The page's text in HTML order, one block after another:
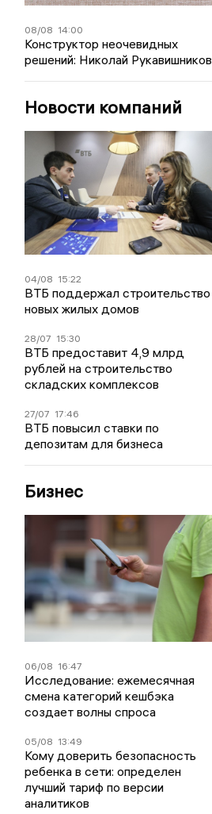
08/08 14:00
Конструктор неочевидных
решений: Николай Рукавишников
Новости компаний
04/08 15:22
ВТБ поддержал строительство
новых жилых домов
28/07 15:30
ВТБ предоставит 4,9 млрд
рублей на строительство
складских комплексов
27/07 17:46
ВТБ повысил ставки по
депозитам для бизнеса
Бизнес
06/08 16:47
Исследование: ежемесячная
смена категорий кешбэка
создает волны спроса
05/08 13:49
Кому доверить безопасность
ребенка в сети: определен
лучший тариф по версии
аналитиков